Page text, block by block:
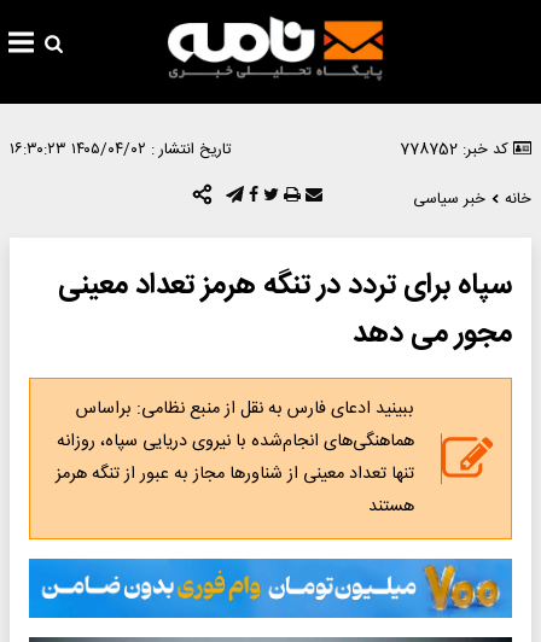
کد خبر: 778752 تاریخ انتشار : ۱۴۰۵/۰۴/۰۲ ۱۶:۳۰:۲۳
خانه
خبر سیاسی
سپاه برای تردد در تنگه هرمز تعداد معینی
مجور می دهد
ببینید ادعای فارس به نقل از منبع نظامی: براساس
هماهنگی‌های انجام‌شده با نیروی دریایی سپاه، روزانه
تنها تعداد معینی از شناورها مجاز به عبور از تنگه هرمز
هستند